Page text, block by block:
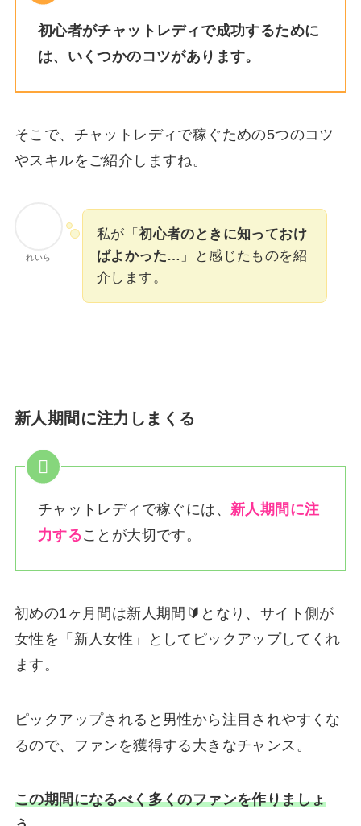
初心者がチャットレディで成功するために
は、いくつかのコツがあります。
そこで、チャットレディで稼ぐための5つのコツ
やスキルをご紹介しますね。
れいら
私が「初心者のときに知っておけ
ばよかった… 」と感じたものを紹
介します。
新人期間に注力しまくる
チャットレディで稼ぐには、新人期間に注
力することが大切です。
初めの1ヶ月間は新人期間🔰となり、サイト側が
女性を「新人女性」としてピックアップしてくれ
ます。
ピックアップされると男性から注目されやすくな
るので、ファンを獲得する大きなチャンス。
この期間になるべく多くのファンを作りましょ